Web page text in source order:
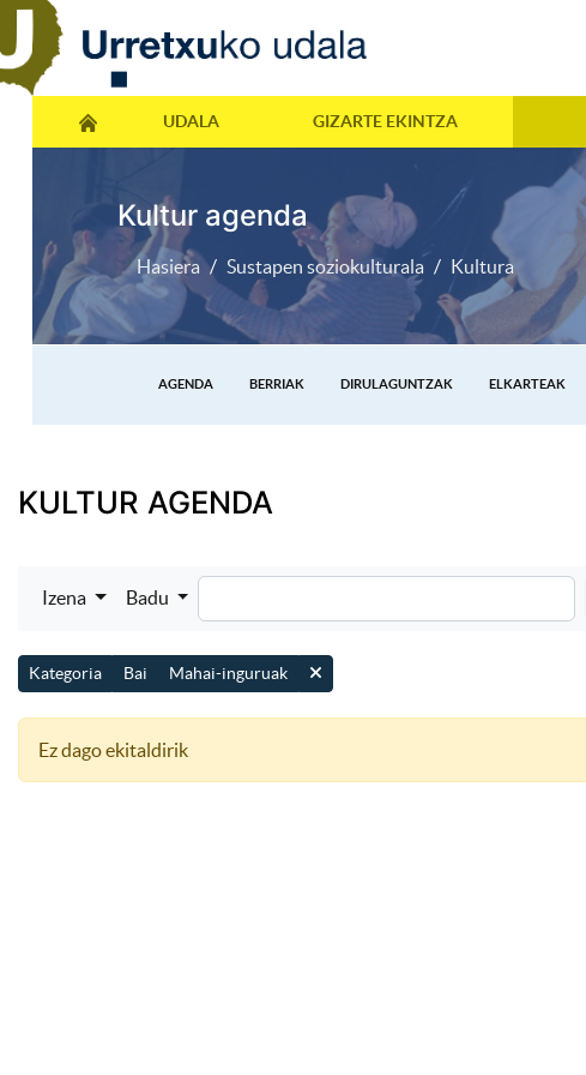
UDALA GIZARTE EKINTZA
Kultur agenda
Hasiera Sustapen soziokulturala Kultura
AGENDA BERRIAK DIRULAGUNTZAK ELKARTEAK
KULTUR AGENDA
Izena Badu
Kategoria Bai Mahai-inguruak
Ez dago ekitaldirik